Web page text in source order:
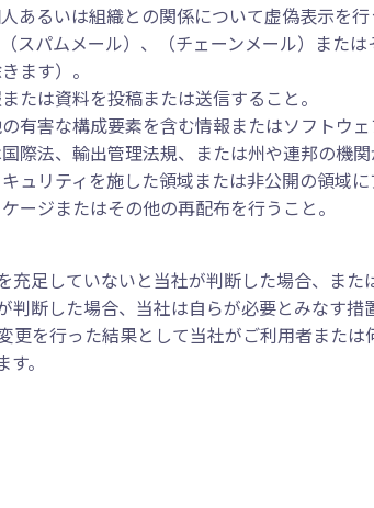
あるいは組織との関係について虚偽表示を行
スパムメール）、（チェーンメール）また
ます）。
たは資料を投稿または送信すること。
有害な構成要素を含む情報またはソフトウェ
際法、輸出管理法規、または州や連邦の機
ュリティを施した領域または非公開の領域
ージまたはその他の再配布を行うこと。
充足していないと当社が判断した場合、ま
判断した場合、当社は自らが必要とみなす
更を行った結果として当社がご利用者また
。